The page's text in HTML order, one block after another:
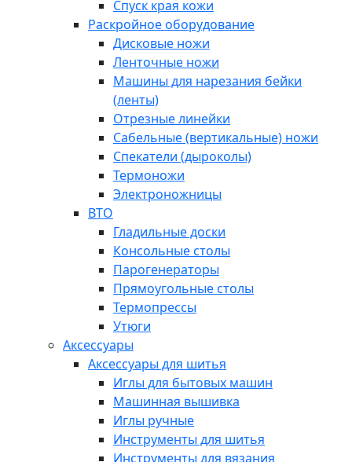
Спуск края кожи
Раскройное оборудование
Дисковые ножи
Ленточные ножи
Машины для нарезания бейки
(ленты)
Отрезные линейки
Сабельные (вертикальные) ножи
Спекатели (дыроколы)
Термоножи
Электроножницы
ВТО
Гладильные доски
Консольные столы
Парогенераторы
Прямоугольные столы
Термопрессы
Утюги
Аксессуары
Аксессуары для шитья
Иглы для бытовых машин
Машинная вышивка
Иглы ручные
Инструменты для шитья
Инструменты для вязания